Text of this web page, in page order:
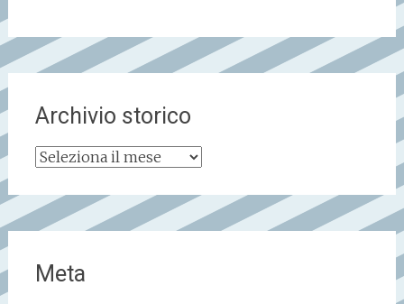
Archivio storico
Archivio
Meta